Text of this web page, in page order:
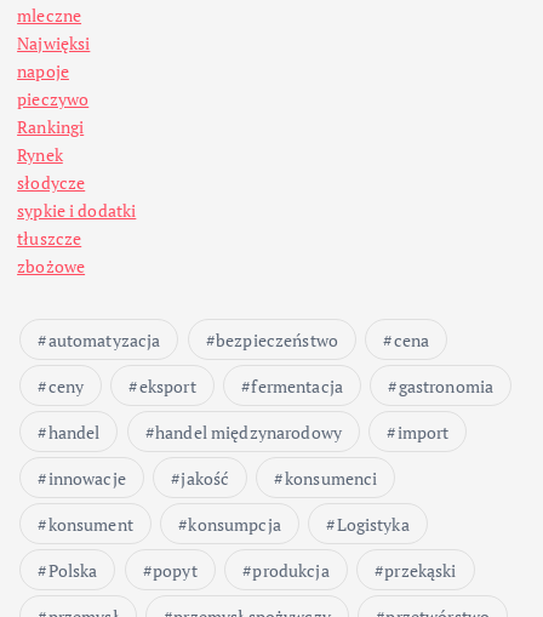
mleczne
Najwięksi
napoje
pieczywo
Rankingi
Rynek
słodycze
sypkie i dodatki
tłuszcze
zbożowe
automatyzacja bezpieczeństwo
cena
ceny
eksport fermentacja
gastronomia
handel
handel międzynarodowy
import
innowacje
jakość
konsumenci
konsument
konsumpcja
Logistyka
Polska
popyt produkcja
przekąski